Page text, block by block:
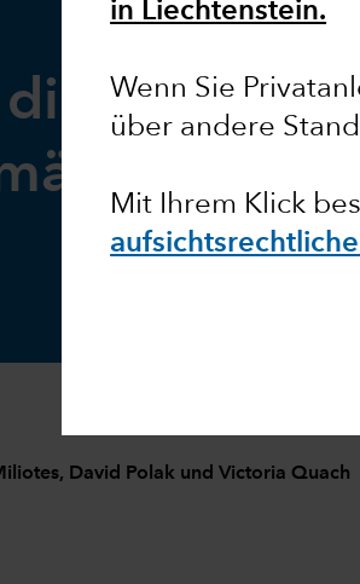
in Liechtenstein.
Wenn Sie
über andere
Mit Ihrem Klick
US-
, David Polak und Victoria Quach